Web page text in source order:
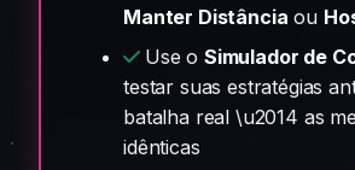
Manter Distância ou
Use o Simulador de
testar suas estratégias
batalha real \u2014 as
idênticas